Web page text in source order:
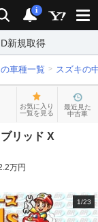
検索 通知
i
新規取得
車種一覧 スズキの
お気に入り
一覧を見る
最近見た
中古車
リッド X
万円
1/23